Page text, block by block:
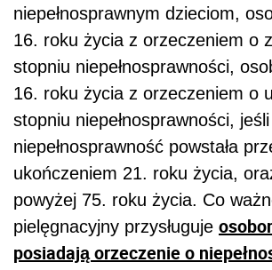
niepełnosprawnym dzieciom,
16. roku życia z orzeczeniem o
stopniu niepełnosprawności,
16. roku życia z orzeczeniem o
stopniu niepełnosprawności, jeśli
niepełnosprawność powstała
ukończeniem 21. roku życia,
powyżej 75. roku życia. Co
pielęgnacyjny przysługuje
posiadają orzeczenie o